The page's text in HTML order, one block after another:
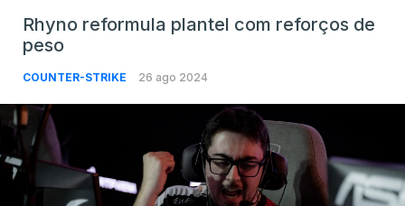
Rhyno reformula plantel com reforços de
peso
COUNTER-STRIKE 26 ago 2024